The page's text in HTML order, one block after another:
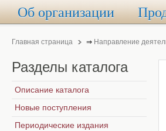
Об организации
Главная страница ⇒ Направление
Разделы каталога
Описание каталога
Новые поступления
Периодические издания